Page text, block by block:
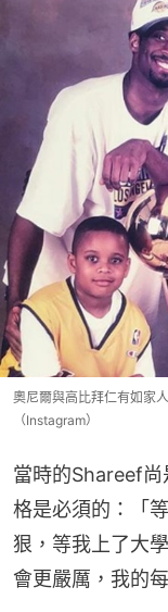
奧尼爾與高比拜仁有如家
（Instagram）
當時的Shareef尚
格是必須的：「
狠，等我上了大
會更嚴厲，我的